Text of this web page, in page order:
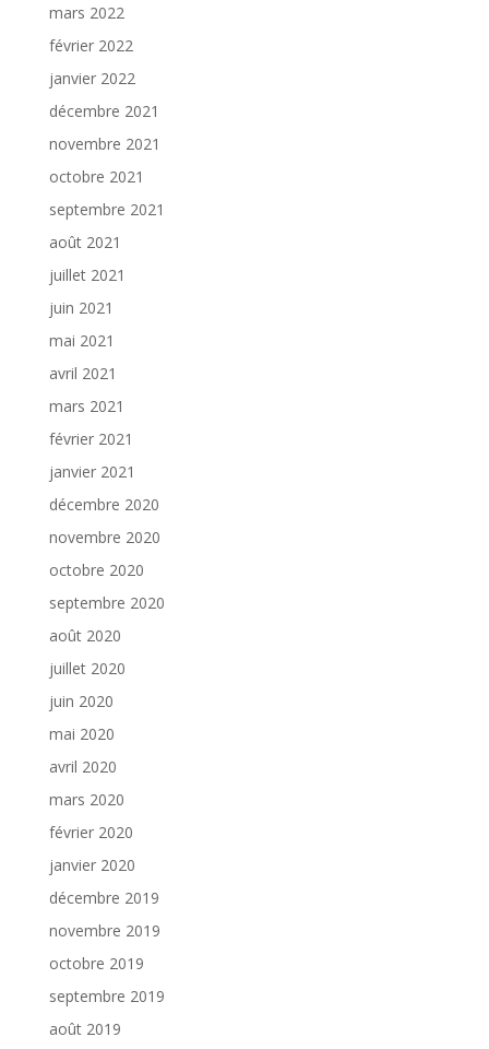
mars 2022
février 2022
janvier 2022
décembre 2021
novembre 2021
octobre 2021
septembre 2021
août 2021
juillet 2021
juin 2021
mai 2021
avril 2021
mars 2021
février 2021
janvier 2021
décembre 2020
novembre 2020
octobre 2020
septembre 2020
août 2020
juillet 2020
juin 2020
mai 2020
avril 2020
mars 2020
février 2020
janvier 2020
décembre 2019
novembre 2019
octobre 2019
septembre 2019
août 2019